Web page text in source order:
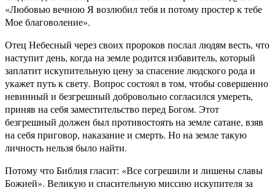
«Любовью вечною Я возлюбил тебя и потому простер к тебе
Мое благоволение».
Отец Небесный через своих пророков послал людям весть, что
наступит день, когда на земле родится избавитель, который
заплатит искупительную цену за спасение людского рода и
укажет путь к свету. Вопрос состоял в том, чтобы совершенно
невинный и безгрешный добровольно согласился умереть,
приняв на себя заместительство перед Богом. Этот
безгрешный должен был противостоять на земле сатане, взяв
на себя приговор, наказание и смерть. Но на земле такую
личность нельзя было найти.
Потому что Библия гласит: «Все согрешили и лишены славы
Божией». Великую и спасительную миссию искупителя за